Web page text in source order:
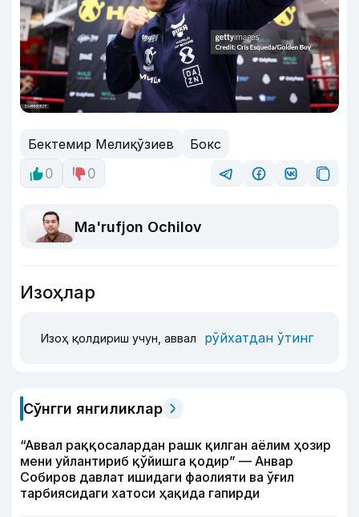
Бектемир Мелиқўзиев
Бокс
0
0
Ma'rufjon Ochilov
Изоҳлар
Изоҳ қолдириш учун, аввал рўйхатдан ўтинг
Сўнгги янгиликлар
“Аввал раққосалардан рашк қилган аёлим ҳозир
мени уйлантириб қўйишга қодир” — Анвар
Собиров давлат ишидаги фаолияти ва ўғил
тарбиясидаги хатоси ҳақида гапирди